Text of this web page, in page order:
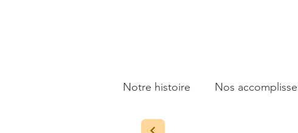
Notre histoire Nos